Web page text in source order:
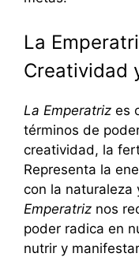
La
Creatividad
La Emperatriz es
términos de
creatividad, la
Representa la
con la naturaleza
Emperatriz nos
poder radica en
nutrir y